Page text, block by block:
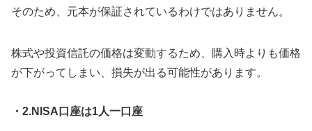
そのため、元本が保証されているわけではありません。
株式や投資信託の価格は変動するため、購入時よりも価格
が下がってしまい、損失が出る可能性があります。
・2.NISA口座は1人一口座